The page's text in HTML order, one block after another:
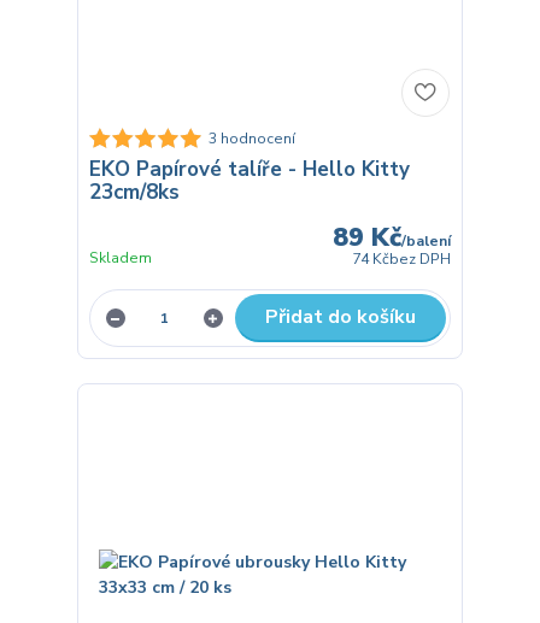
3 hodnocení
EKO Papírové talíře - Hello Kitty
23cm/8ks
89 Kč/balení
74 Kčbez DPH
Skladem
Přidat do košíku